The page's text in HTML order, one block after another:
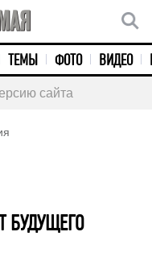
ТЕМЫ ФОТО ВИДЕО
сайта
БУДУЩЕГО